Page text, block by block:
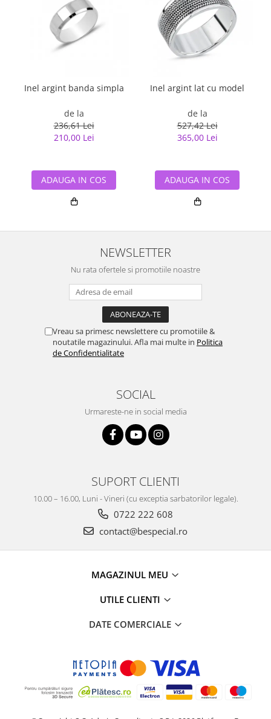
Inel argint banda simpla
de la
236,61 Lei
210,00 Lei
ADAUGA IN COS
Inel argint lat cu model
de la
527,42 Lei
365,00 Lei
ADAUGA IN COS
NEWSLETTER
Nu rata ofertele si promotiile noastre
Vreau sa primesc newslettere cu promotiile &
noutatile magazinului. Afla mai multe in Politica
de Confidentialitate
SOCIAL
Urmareste-ne in social media
SUPORT CLIENTI
10.00 – 16.00, Luni - Vineri (cu exceptia sarbatorilor legale).
0722 222 608
contact@bespecial.ro
MAGAZINUL MEU
UTILE CLIENTI
DATE COMERCIALE